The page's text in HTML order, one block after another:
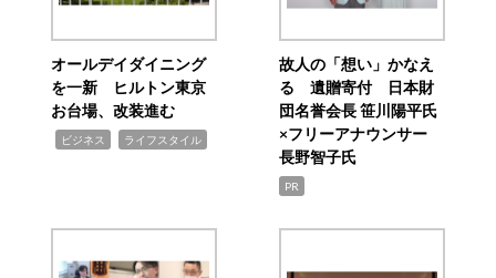
オールデイダイニング
を一新 ヒルトン東京
お台場、改装進む
ビジネス ライフスタイル
故人の「想い」かなえ
る 遺贈寄付 日本財
団名誉会長 笹川陽平氏
×フリーアナウンサー
長野智子氏
PR